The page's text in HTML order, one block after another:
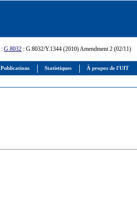
Publications Statistiques À propos de l'UIT
: G.8032 : G.8032/Y.1344 (2010) Amendment 2 (02/11)